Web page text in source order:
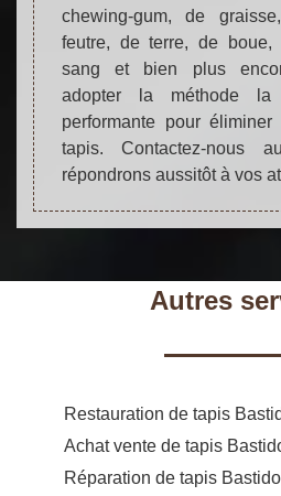
chewing-gum, de
feutre, de terre, de boue,
sang et bien plus
adopter la méthode
performante pour
tapis. Contactez-nous
répondrons aussitôt à vos
Autres
Restauration de tapis
Achat vente de tapis
Réparation de tapis